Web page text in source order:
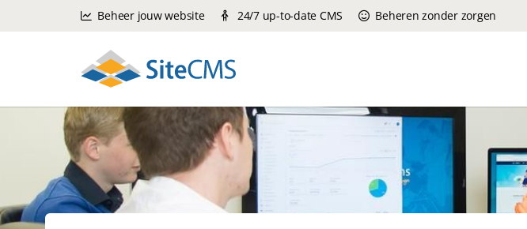
Beheer jouw website 24/7 up-to-date CMS Beheren zonder zorgen